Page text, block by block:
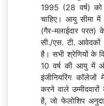
1995 (28 वर्ष)
चाहिए। आयु सीमा
(गैर-मलाईदार
सी./एस. टी.
है। सभी श्रेणियों के
10 वर्ष की आयु में
इंजीनियरिंग
करने वाले
है, जो फेलोशिप